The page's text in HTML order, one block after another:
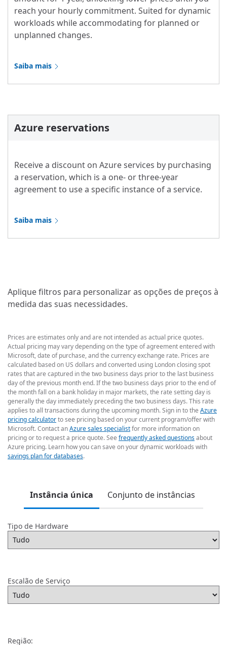
reach your hourly commitment. Suited for dynamic
workloads while accommodating for planned or
unplanned changes.
Saiba mais
Azure reservations
Receive a discount on Azure services by purchasing
a reservation, which is a one- or three-year
agreement to use a specific instance of a service.
Saiba mais
Aplique filtros para personalizar as opções de preços à
medida das suas necessidades.
Prices are estimates only and are not intended as actual price quotes.
Actual pricing may vary depending on the type of agreement entered with
Microsoft, date of purchase, and the currency exchange rate. Prices are
calculated based on US dollars and converted using London closing spot
rates that are captured in the two business days prior to the last business
day of the previous month end. If the two business days prior to the end of
the month fall on a bank holiday in major markets, the rate setting day is
generally the day immediately preceding the two business days. This rate
applies to all transactions during the upcoming month. Sign in to the Azure
pricing calculatorto see pricing based on your current program/offer with
Microsoft. Contact anAzure sales specialistfor more information on
pricing or to request a price quote. See frequently asked questionsabout
Azure pricing. Learn how you can save on your dynamic workloads with
savings plan for databases.
Instância única Conjunto de instâncias
Tipo de Hardware
Escalão de Serviço
Região: